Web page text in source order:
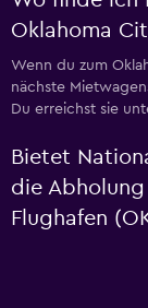
Oklahoma
Wenn du zum
nächste
Du erreichst sie
Bietet
die
Flughafen